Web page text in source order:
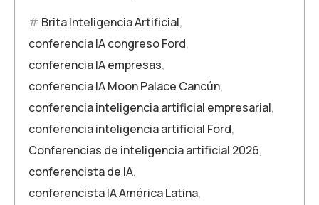
Brita Inteligencia Artificial,
conferencia IA congreso Ford,
conferencia IA empresas,
conferencia IA Moon Palace Cancún,
conferencia inteligencia artificial empresarial,
conferencia inteligencia artificial Ford,
Conferencias de inteligencia artificial 2026,
conferencista de IA,
conferencista IA América Latina,